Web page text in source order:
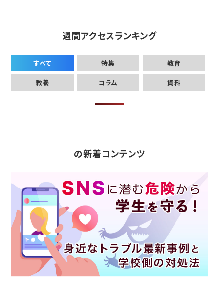
週間アクセスランキング
すべて 特集 教育
教養 コラム 資料
の新着コンテンツ